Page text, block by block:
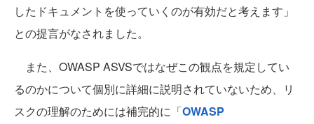
したドキュメントを使っていくのが有効だと考えます」
との提言がなされました。
また、OWASP ASVSではなぜこの観点を規定してい
るのかについて個別に詳細に説明されていないため、リ
スクの理解のためには補完的に「OWASP